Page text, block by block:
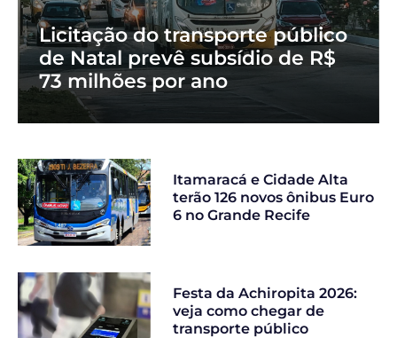
Licitação do transporte público
de Natal prevê subsídio de R$
73 milhões por ano
Itamaracá e Cidade Alta
terão 126 novos ônibus Euro
6 no Grande Recife
Festa da Achiropita 2026:
veja como chegar de
transporte público